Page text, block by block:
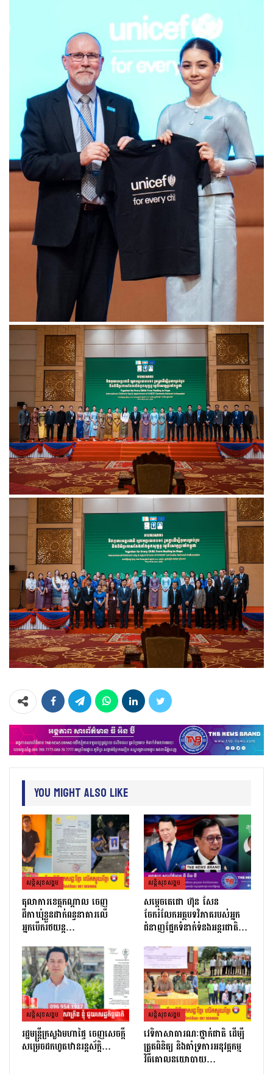
You Might Also Like
សន្តិសុខសង្គម
តុលាការខេត្តកណ្ដាល ចេញ
ដីកាឃុំខ្លួនដាក់ពន្ធនាគារលើ
អ្នកបើករថយន្ត…
សន្តិសុខសង្គម
សម្តេចតេជោ ហ៊ុន សែន
ចែករំលែកអត្ថបទវិភាគរបស់អ្នក
ជំនាញផ្នែកទំនាក់ទំនងអន្តរជាតិ…
សន្តិសុខសង្គម
រដ្ឋមន្ដ្រីក្រសួងមហាផ្ទៃ ចេញសេចក្តី
សម្រេចដកហូតឋានរន្តស័ក្តិ…
សន្តិសុខសង្គម
វេទិកាសាធារណៈថ្នាក់ជាតិ ដើម្បី
ត្រួតពិនិត្យ និងគាំទ្រការអនុវត្តកម្ម
វិធីគោលនយោបាយ…